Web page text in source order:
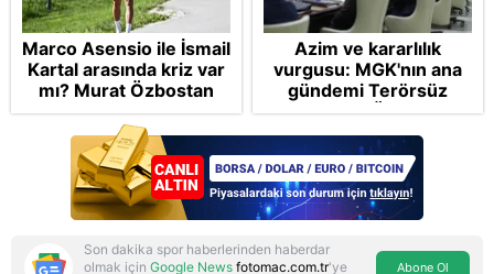
Marco Asensio ile İsmail
Kartal arasında kriz var
mı? Murat Özbostan
analiz etti: Egoları da
yönetmelisiniz
Azim ve kararlılık
vurgusu: MGK'nın ana
gündemi Terörsüz
Türkiye! FETÖ tamamen
bertaraf edilecek
Son dakika spor haberlerinden haberdar
olmak için Google News fotomac.com.tr'ye
Abone Ol